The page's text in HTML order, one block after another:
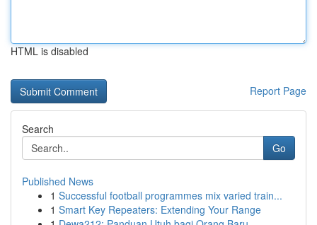
HTML is disabled
Report Page
Search
Go
Published News
1 Successful football programmes mix varied train...
1 Smart Key Repeaters: Extending Your Range